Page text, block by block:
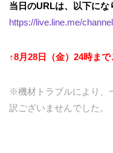
当日のURLは、以下にな
https://live.line.me/
↑8月28日（金）24時まで
※機材トラブルにより、
訳ございませんでした。